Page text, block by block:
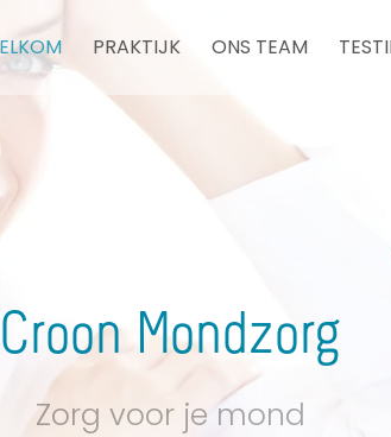
PRAKTIJK ONS TEAM
Croon Mondzorg
Zorg voor je mond